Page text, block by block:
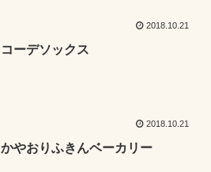
2018.10.21
コーデソックス
2018.10.21
かやおりふきんベーカリー